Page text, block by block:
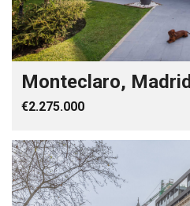
Monteclaro, Madrid
€2.275.000